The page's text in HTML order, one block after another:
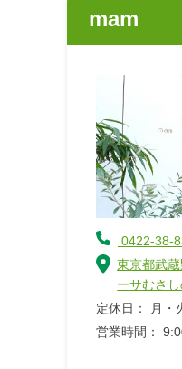
mam
0422-38-
東京都武
ーサむさ
定休日： 月・
営業時間：